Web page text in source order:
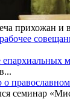
прихожан
семинар